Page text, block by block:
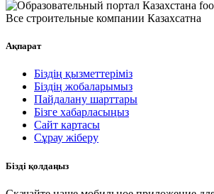
Все строительные компании Казахсатна
Ақпарат
Біздің қызметтеріміз
Біздің жобаларымыз
Пайдалану шарттары
Бізге хабарласыңыз
Сайт картасы
Сұрау жіберу
Бізді қолдаңыз